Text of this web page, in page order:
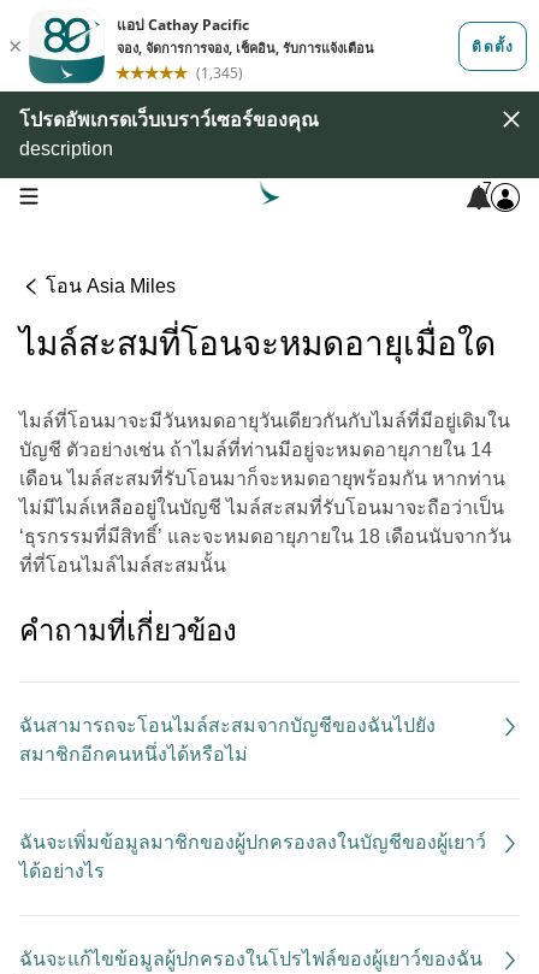
โปรดอัพเกรดเว็บเบราว์เซอร์ของคุณ
description
open navigation menu 7
โอน Asia Miles
ไมล์สะสมที่โอนจะหมดอายุเมื่อใด
ไมล์ที่โอนมาจะมีวันหมดอายุวันเดียวกันกับไมล์ที่มีอยู่เดิมใน
บัญชี ตัวอย่างเช่น ถ้าไมล์ที่ท่านมีอยู่จะหมดอายุภายใน 14
เดือน ไมล์สะสมที่รับโอนมาก็จะหมดอายุพร้อมกัน หากท่าน
ไม่มีไมล์เหลืออยู่ในบัญชี ไมล์สะสมที่รับโอนมาจะถือว่าเป็น
‘ธุรกรรมที่มีสิทธิ์’ และจะหมดอายุภายใน 18 เดือนนับจากวัน
ที่ที่โอนไมล์ไมล์สะสมนั้น
คําถามที่เกี่ยวข้อง
ฉันสามารถจะโอนไมล์สะสมจากบัญชีของฉันไปยัง
สมาชิกอีกคนหนึ่งได้หรือไม่
ฉันจะเพิ่มข้อมูลมาชิกของผู้ปกครองลงในบัญชีของผู้เยาว์
ได้อย่างไร
ฉันจะแก้ไขข้อมูลผู้ปกครองในโปรไฟล์ของผู้เยาว์ของฉัน